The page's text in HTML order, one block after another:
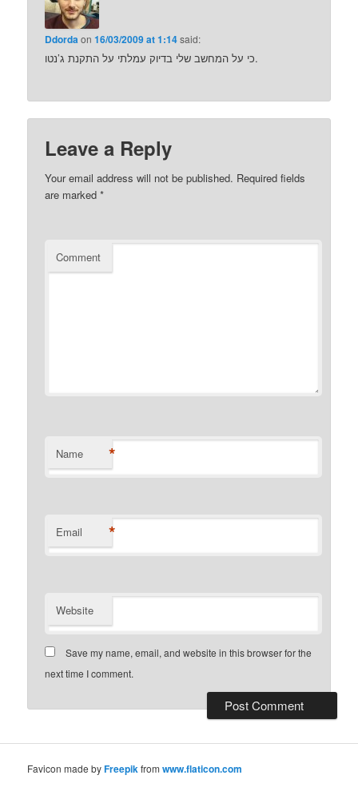
Ddordaon16/03/2009 at 1:14said:
כי על המחשב שלי בדיוק עמלתי על התקנת ג’נטו.
Leave a Reply
Your email address will not be published. Required fields
are marked*
Comment
Name *
Email *
Website
Save my name, email, and website in this browser for the
next time I comment.
Favicon made byFreepikfromwww.flaticon.com